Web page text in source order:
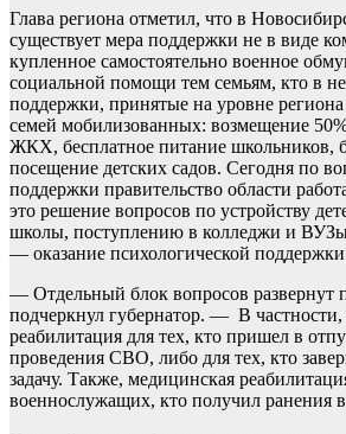
Глава региона отметил, что в
существует мера поддержки не в виде
купленное самостоятельно военное
социальной помощи тем семьям, кто в
поддержки, принятые на уровне
семей мобилизованных: возмещение
ЖКХ, бесплатное питание школьников,
посещение детских садов. Сегодня по
поддержки правительство области
это решение вопросов по устройству
школы, поступлению в колледжи и
— оказание психологической
— Отдельный блок вопросов развернут
подчеркнул губернатор. — В частности,
реабилитация для тех, кто пришел в
проведения СВО, либо для тех, кто
задачу. Также, медицинская
военнослужащих, кто получил